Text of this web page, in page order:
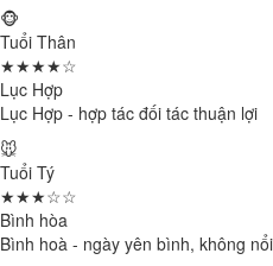
🐵
Tuổi Thân
★★★★☆
Lục Hợp
Lục Hợp - hợp tác đối tác thuận lợi
🐭
Tuổi Tý
★★★☆☆
Bình hòa
Bình hoà - ngày yên bình, không